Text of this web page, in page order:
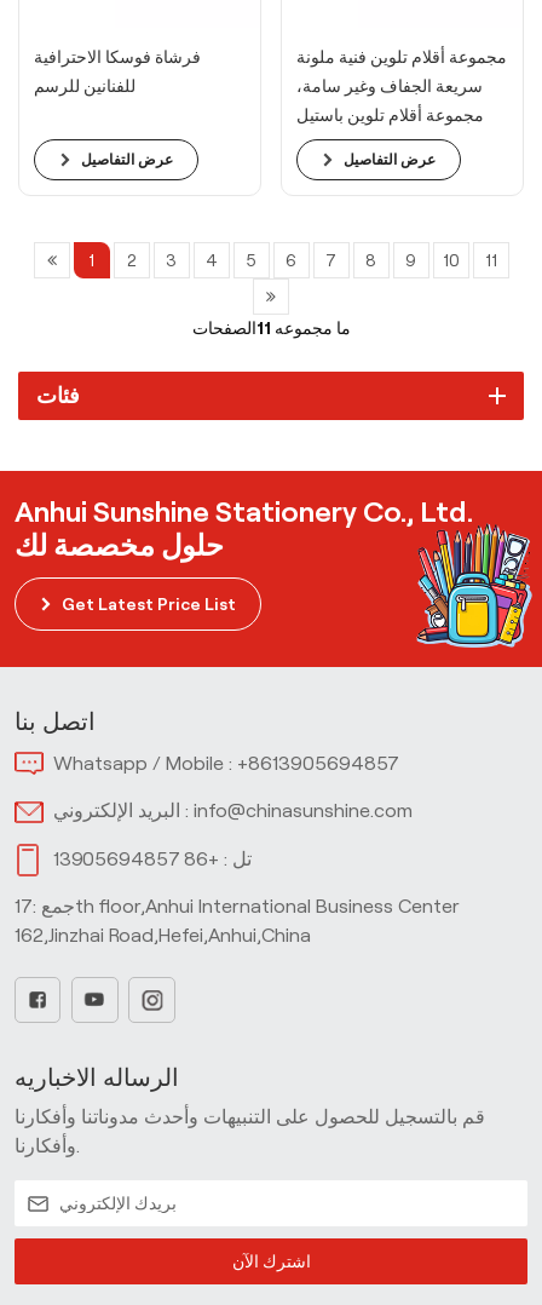
فرشاة فوسكا الاحترافية
للفنانين للرسم
عرض التفاصيل
مجموعة أقلام تلوين فنية ملونة
سريعة الجفاف وغير سامة،
مجموعة أقلام تلوين باستيل
ناعمة
عرض التفاصيل
1 2 3 4 5 6 7 8 9 10 11
ما مجموعه 11الصفحات
فئات
Anhui Sunshine Stationery Co., Ltd.
حلول مخصصة لك
Get Latest Price List
اتصل بنا
Whatsapp / Mobile : +8613905694857
البريد الإلكتروني : info@chinasunshine.com
تل : +86 13905694857
جمع :17th floor,Anhui International Business Center
162,Jinzhai Road,Hefei,Anhui,China
الرساله الاخباريه
قم بالتسجيل للحصول على التنبيهات وأحدث مدوناتنا وأفكارنا
اشترك الآن